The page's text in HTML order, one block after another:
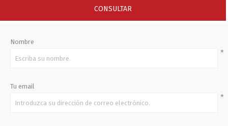
CONSULTAR
Nombre
*
Tu email
*